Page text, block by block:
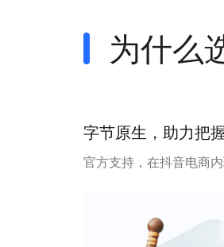
为什么
字节原生，助力把
官方支持，在抖音电商